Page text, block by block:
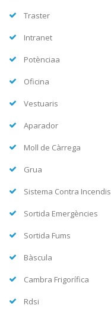
Traster
Intranet
Potènciaa
Oficina
Vestuaris
Aparador
Moll de Càrrega
Grua
Sistema Contra Incendis
Sortida Emergències
Sortida Fums
Bàscula
Cambra Frigorífica
Rdsi